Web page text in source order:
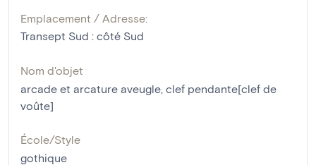
Emplacement / Adresse:
Transept Sud : côté Sud
Nom d'objet
arcade et arcature aveugle, clef pendante[clef de
voûte]
École/Style
gothique